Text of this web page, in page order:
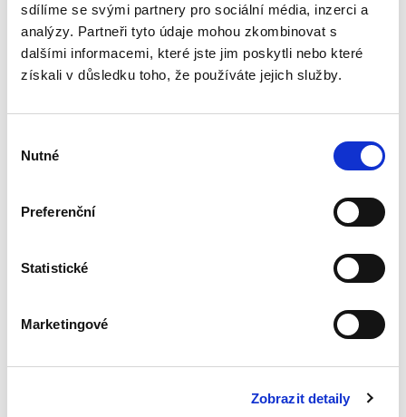
sdílíme se svými partnery pro sociální média, inzerci a
analýzy. Partneři tyto údaje mohou zkombinovat s
dalšími informacemi, které jste jim poskytli nebo které
získali v důsledku toho, že používáte jejich služby.
souhlasu
Nutné
Preferenční
Statistické
Marketingové
Zobrazit detaily
Výklad
mezinárodních
690,00 Kč
dosud opomíjenému výkladu mezinárodních